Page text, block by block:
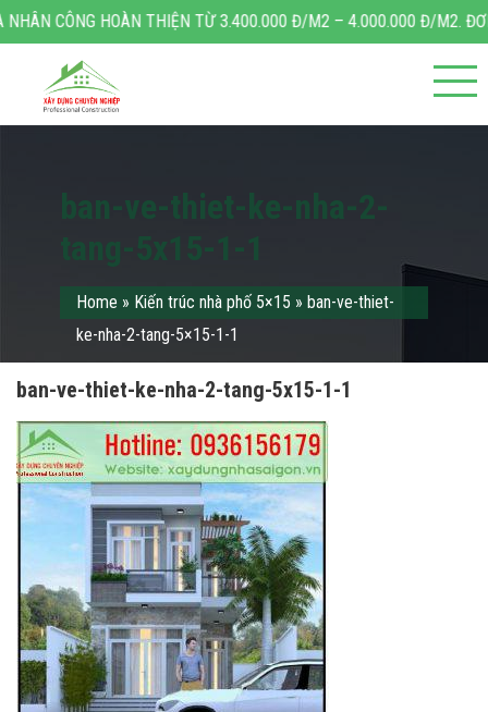
CÔNG HOÀN THIỆN TỪ 3.400.000 Đ/M2 – 4.000.000 Đ/M2. ĐƠN
ban-ve-thiet-ke-nha-2-
tang-5x15-1-1
Home » Kiến trúc nhà phố 5×15 » ban-ve-thiet-
ke-nha-2-tang-5×15-1-1
ban-ve-thiet-ke-nha-2-tang-5x15-1-1